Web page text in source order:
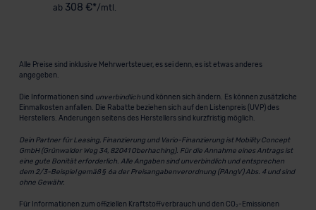
ab 308 €*/mtl.
Alle Preise sind inklusive Mehrwertsteuer, es sei denn, es ist etwas anderes
angegeben.
Die Informationen sind unverbindlichund können sich ändern. Es können zusätzliche
Einmalkosten anfallen. Die Rabatte beziehen sich auf den Listenpreis (UVP) des
Herstellers. Änderungen seitens des Herstellers sind kurzfristig möglich.
Dein Partner für Leasing, Finanzierung und Vario-Finanzierung ist Mobility Concept
GmbH (Grünwalder Weg 34, 82041 Oberhaching). Für die Annahme eines Antrags ist
eine gute Bonität erforderlich. Alle Angaben sind unverbindlich und entsprechen
dem 2/3-Beispiel gemäß § 6a der Preisangabenverordnung (PAngV) Abs. 4 und sind
ohne Gewähr.
Für Informationen zum offiziellen Kraftstoffverbrauch und den CO₂-Emissionen